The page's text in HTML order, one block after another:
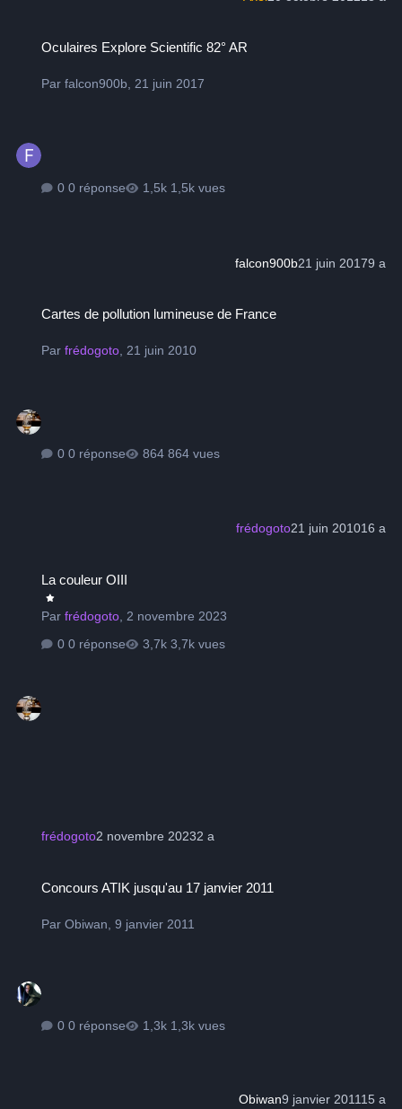
Oculaires Explore Scientific 82° AR
Parfalcon900b 21 juin 2017
0 réponse 1,5k vues
falcon900b21 juin 20179 a
Cartes de pollution lumineuse de France
Parfrédogoto 21 juin 2010
0 réponse 864 vues
frédogoto21 juin 201016 a
La couleur OIII
Parfrédogoto 2 novembre 2023
0 réponse
3,7k vues
frédogoto2 novembre 20232 a
Concours ATIK jusqu'au 17 janvier 2011
ParObiwan ,9 janvier 2011
0 réponse 1,3k vues
Obiwan9 janvier 201115 a